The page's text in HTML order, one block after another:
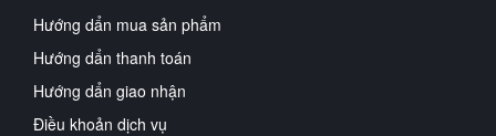
Hướng dẩn mua sản phẩm
Hướng dẩn thanh toán
Hướng dẩn giao nhận
Điều khoản dịch vụ